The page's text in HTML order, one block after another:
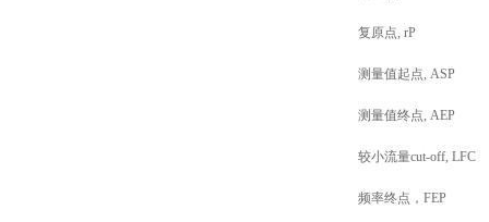
复原点, rP
测量值起点, ASP
测量值终点, AEP
较小流量cut-off, LFC
频率终点，FEP